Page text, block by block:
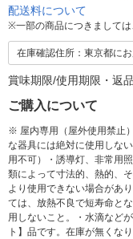
配送料について
※一部の商品につきまして
在庫確認住所：東京都に
賞味期限/使用期限・返
ご購入について
※ 屋内専用（屋外使用禁止
な器具には絶対に使用しな
用不可）・誘導灯、非常用
類によって寸法的、熱的、
より使用できない場合があ
ては、放熱不良で短寿命と
用しないこと。・水滴など
ト】品です。在庫が無くな